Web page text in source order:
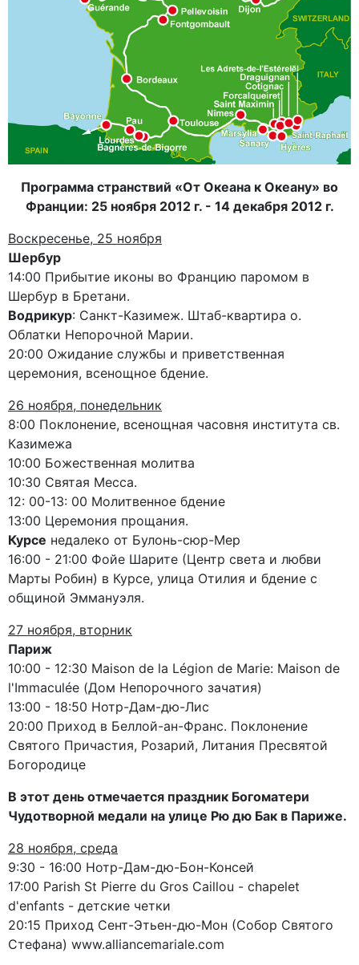
Программа странствий «От Океана к Океану» во
Франции: 25 ноября 2012 г. - 14 декабря 2012 г.
Воскресенье, 25 ноября
Шербур
14:00 Прибытие иконы во Францию ​​паромом в
Шербур в Бретани.
Водрикур: Санкт-Казимеж. Штаб-квартира o.
Облатки Непорочной Марии.
20:00 Ожидание службы и приветственная
церемония, всенощное бдение.
26 ноября, понедельник
8:00 Поклонение, всенощная часовня института св.
Казимежа
10:00 Божественная молитва
10:30 Святая Месса.
12: 00-13: 00 Молитвенное бдение
13:00 Церемония прощания.
Курсе недалеко от Булонь-сюр-Мер
16:00 - 21:00 Фойе Шарите (Центр света и любви
Марты Робин) в Курсе, улица Отилия и бдение с
общиной Эммануэля.
27 ноября, вторник
Париж
10:00 - 12:30 Maison de la Légion de Marie: Maison de
l'Immaculée (Дом Непорочного зачатия)
13:00 - 18:50 Нотр-Дам-дю-Лис
20:00 Приход в Беллой-ан-Франс. Поклонение
Святого Причастия, Розарий, Литания Пресвятой
Богородице
В этот день отмечается праздник Богоматери
Чудотворной медали на улице Рю дю Бак в Париже.
28 ноября, среда
9:30 - 16:00 Нотр-Дам-дю-Бон-Консей
17:00 Parish St Pierre du Gros Caillou - chapelet
d'enfants - детские четки
20:15 Приход Сент-Этьен-дю-Мон (Собор Святого
Стефана) www.alliancemariale.com